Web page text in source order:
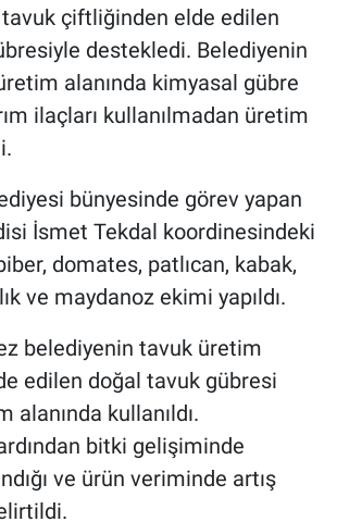
çiftliğinden elde edilen
destekledi. Belediyenin
alanında kimyasal gübre
ilaçları kullanılmadan üretim
bünyesinde görev yapan
İsmet Tekdal koordinesindeki
domates, patlıcan, kabak,
ve maydanoz ekimi yapıldı.
belediyenin tavuk üretim
edilen doğal tavuk gübresi
alanında kullanıldı.
bitki gelişiminde
ve ürün veriminde artış